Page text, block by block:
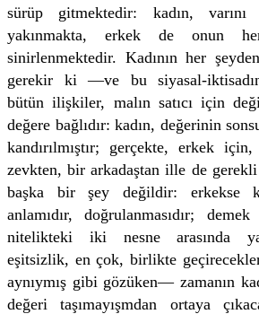
sürüp gitmektedir: kadın, varını
yakınmakta, erkek de onun
sinirlenmektedir. Kadının her
gerekir ki —ve bu siyasal-
bütün ilişkiler, malın satıcı için
değere bağlıdır: kadın, değerinin
kandırılmıştır; gerçekte, erkek
zevkten, bir arkadaştan ille de
başka bir şey değildir: erkekse
anlamıdır, doğrulanmasıdır;
nitelikteki iki nesne arasında
eşitsizlik, en çok, birlikte
aynıymış gibi gözüken— zamanın
değeri taşımayışmdan ortaya